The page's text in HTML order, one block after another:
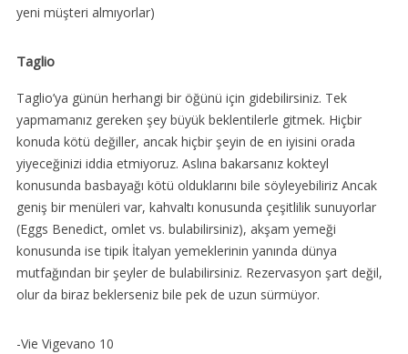
yeni müşteri almıyorlar)
Taglio
Taglio’ya günün herhangi bir öğünü için gidebilirsiniz. Tek
yapmamanız gereken şey büyük beklentilerle gitmek. Hiçbir
konuda kötü değiller, ancak hiçbir şeyin de en iyisini orada
yiyeceğinizi iddia etmiyoruz. Aslına bakarsanız kokteyl
konusunda basbayağı kötü olduklarını bile söyleyebiliriz Ancak
geniş bir menüleri var, kahvaltı konusunda çeşitlilik sunuyorlar
(Eggs Benedict, omlet vs. bulabilirsiniz), akşam yemeği
konusunda ise tipik İtalyan yemeklerinin yanında dünya
mutfağından bir şeyler de bulabilirsiniz. Rezervasyon şart değil,
olur da biraz beklerseniz bile pek de uzun sürmüyor.
-Vie Vigevano 10